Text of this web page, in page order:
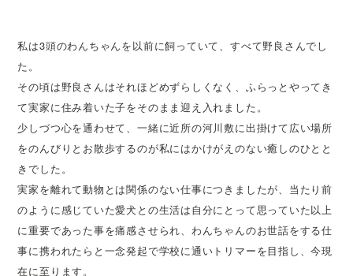
私は3頭のわんちゃんを以前に飼っていて、すべて野良さんでし
た。
その頃は野良さんはそれほどめずらしくなく、ふらっとやってき
て実家に住み着いた子をそのまま迎え入れました。
少しづつ心を通わせて、一緒に近所の河川敷に出掛けて広い場所
をのんびりとお散歩するのが私にはかけがえのない癒しのひとと
きでした。
実家を離れて動物とは関係のない仕事につきましたが、当たり前
のように感じていた愛犬との生活は自分にとって思っていた以上
に重要であった事を痛感させられ、わんちゃんのお世話をする仕
事に携われたらと一念発起で学校に通いトリマーを目指し、今現
在に至ります。